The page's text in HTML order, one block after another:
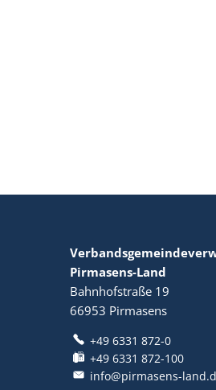
Pirmasens-Land
Bahnhofstraße 19
66953 Pirmasens
+49 6331 872-0
+49 6331 872-100
info@pirmasens-